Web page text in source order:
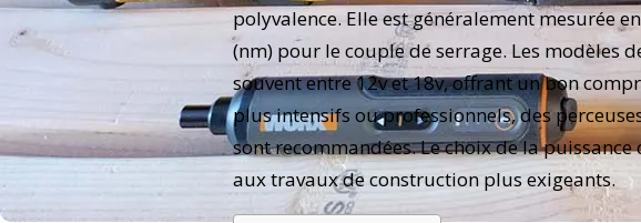
polyvalence. Elle est généralement mesurée
(nm) pour le couple de serrage. Les modèles
souvent entre 12v et 18v, offrant un bon
plus intensifs ou professionnels, des
sont recommandées. Le choix de la
aux travaux de construction plus exigeants.